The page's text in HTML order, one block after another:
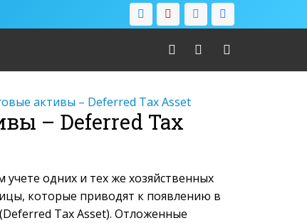
активы – Deferred Tax Asset
– Deferred Tax
учете одних и тех же хозяйственных
которые приводят к появлению в
Tax Asset). Отложенные